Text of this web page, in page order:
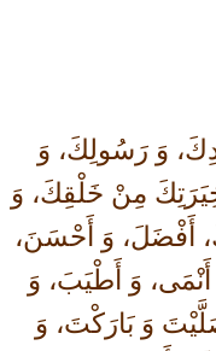
وَ رَسُولِكَ، وَ
مِنْ خَلْقِكَ، وَ
أَفْضَلَ، وَ أَحْسَنَ،
وَ أَطْيَبَ، وَ
وَ بَارَكْتَ، وَ